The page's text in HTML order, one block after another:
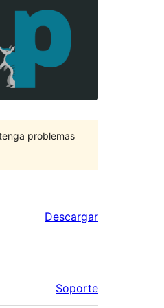
problemas
Descargar
Soporte